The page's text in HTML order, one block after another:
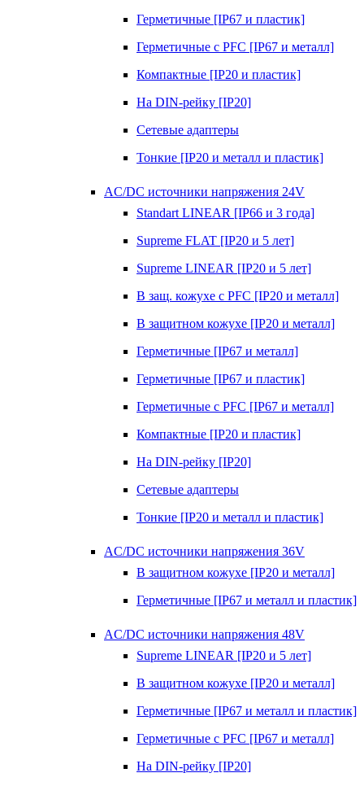
Герметичные [IP67 и пластик]
Герметичные с PFC [IP67 и металл]
Компактные [IP20 и пластик]
На DIN-рейку [IP20]
Сетевые адаптеры
Тонкие [IP20 и металл и пластик]
AC/DC источники напряжения 24V
Standart LINEAR [IP66 и 3 года]
Supreme FLAT [IP20 и 5 лет]
Supreme LINEAR [IP20 и 5 лет]
В защ. кожухе с PFC [IP20 и металл]
В защитном кожухе [IP20 и металл]
Герметичные [IP67 и металл]
Герметичные [IP67 и пластик]
Герметичные с PFC [IP67 и металл]
Компактные [IP20 и пластик]
На DIN-рейку [IP20]
Сетевые адаптеры
Тонкие [IP20 и металл и пластик]
AC/DC источники напряжения 36V
В защитном кожухе [IP20 и металл]
Герметичные [IP67 и металл и пластик]
AC/DC источники напряжения 48V
Supreme LINEAR [IP20 и 5 лет]
В защитном кожухе [IP20 и металл]
Герметичные [IP67 и металл и пластик]
Герметичные с PFC [IP67 и металл]
На DIN-рейку [IP20]